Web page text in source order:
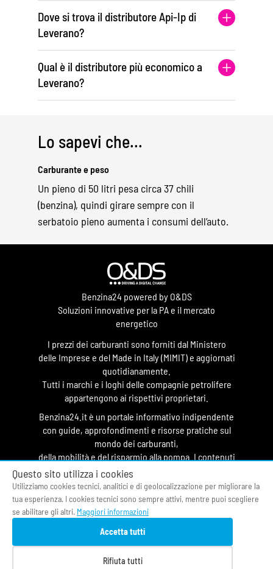
Dove si trova il distributore Api-Ip di
Leverano?
Qual è il distributore più economico a
Leverano?
Lo sapevi che...
Carburante e peso
Un pieno di 50 litri pesa circa 37 chili
(benzina), quindi girare sempre con il
serbatoio pieno aumenta i consumi dell’auto.
Benzina24 powered by O&DS
Soluzioni innovative per la PA e il mercato
energetico
I prezzi dei carburanti sono forniti dal Ministero
delle Imprese e del Made in Italy (MIMIT) e aggiornati
quotidianamente.
Tutti i marchi e i loghi delle compagnie petrolifere
appartengono ai rispettivi proprietari.
Benzina24.it è un portale informativo indipendente
con guide, approfondimenti e risorse pratiche sul
mondo dei carburanti,
della mobilità e del risparmio alla pompa. I contenuti
hanno finalità divulgativa e non costituiscono
testata giornalistica.
© 2026 O&DS S.r.l.
CF & P.IVA 05058400964
Cookie Policy
Contatti|Fonti|Chi siamo
Questo sito utilizza i cookies
Utilizziamo cookies tecnici, analitici e di geolocalizzazione per migliorare la
tua esperienza. I cookies tecnici sono sempre attivi, mentre puoi scegliere
se abilitare gli altri. Maggiori informazioni
Accetta tutti
Rifiuta tutti